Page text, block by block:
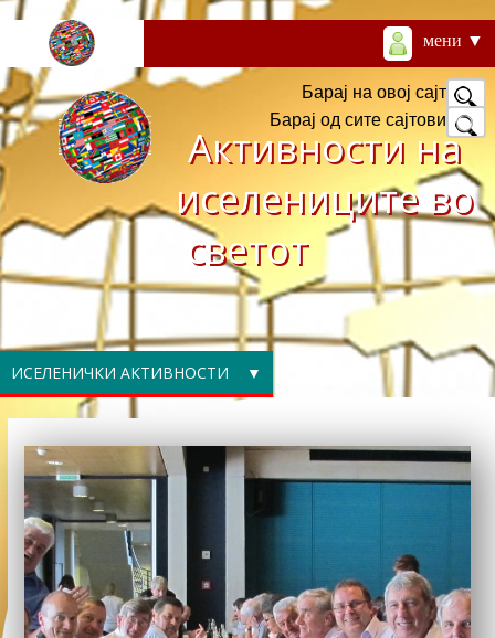
мени ▼
Барај на овој сајт
Барај од сите сајтови
Активности на
иселениците во
светот
ИСЕЛЕНИЧКИ АКТИВНОСТИ ▼